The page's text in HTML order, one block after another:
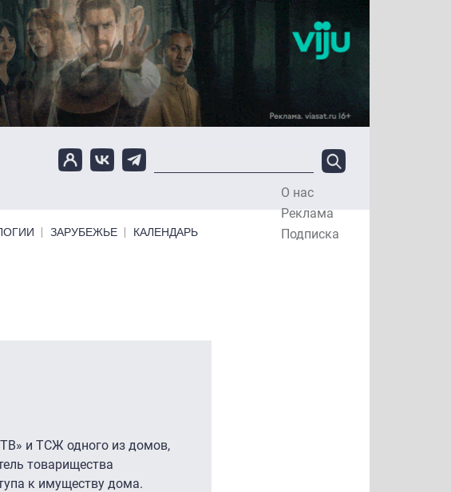
О нас
Реклама
Подписка
ЗАРУБЕЖЬЕ КАЛЕНДАРЬ
и ТСЖ одного из домов,
товарищества
к имуществу дома.